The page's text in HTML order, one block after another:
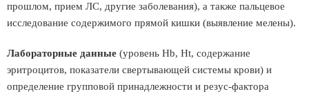
прошлом, прием ЛС, другие заболевания), а также пальцевое
исследование содержимого прямой кишки (выявление мелены).
Лабораторные данные (уровень Hb, Ht, содержание
эритроцитов, показатели свертывающей системы крови) и
определение групповой принадлежности и резус-фактора